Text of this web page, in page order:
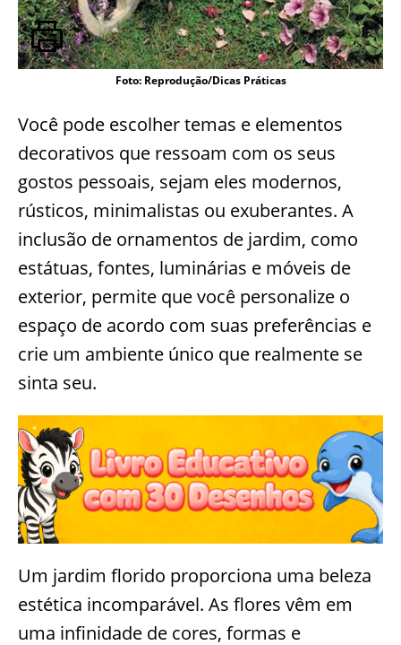
Foto: Reprodução/Dicas Práticas
Você pode escolher temas e elementos
decorativos que ressoam com os seus
gostos pessoais, sejam eles modernos,
rústicos, minimalistas ou exuberantes. A
inclusão de ornamentos de jardim, como
estátuas, fontes, luminárias e móveis de
exterior, permite que você personalize o
espaço de acordo com suas preferências e
crie um ambiente único que realmente se
sinta seu.
Um jardim florido proporciona uma beleza
estética incomparável. As flores vêm em
uma infinidade de cores, formas e